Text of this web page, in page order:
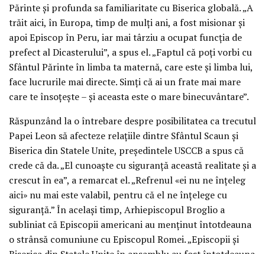
Părinte și profunda sa familiaritate cu Biserica globală. „A
trăit aici, în Europa, timp de mulți ani, a fost misionar și
apoi Episcop în Peru, iar mai târziu a ocupat funcția de
prefect al Dicasterului”, a spus el. „Faptul că poți vorbi cu
Sfântul Părinte în limba ta maternă, care este și limba lui,
face lucrurile mai directe. Simți că ai un frate mai mare
care te însoțește – și aceasta este o mare binecuvântare”.
Răspunzând la o întrebare despre posibilitatea ca trecutul
Papei Leon să afecteze relațiile dintre Sfântul Scaun și
Biserica din Statele Unite, președintele USCCB a spus că
crede că da. „El cunoaște cu siguranță această realitate și a
crescut în ea”, a remarcat el. „Refrenul «ei nu ne înțeleg
aici» nu mai este valabil, pentru că el ne înțelege cu
siguranță.” În același timp, Arhiepiscopul Broglio a
subliniat că Episcopii americani au menținut întotdeauna
o strânsă comuniune cu Episcopul Romei. „Episcopii și